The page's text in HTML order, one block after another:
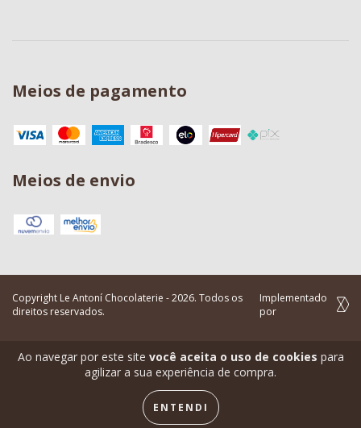
Ao navegar por este site você aceita o uso de cookies para
agilizar a sua experiência de compra.
ENTENDI
Meios de pagamento
Meios de envio
Copyright Le Antoní Chocolaterie - 2026. Todos os
direitos reservados.
Implementado
por